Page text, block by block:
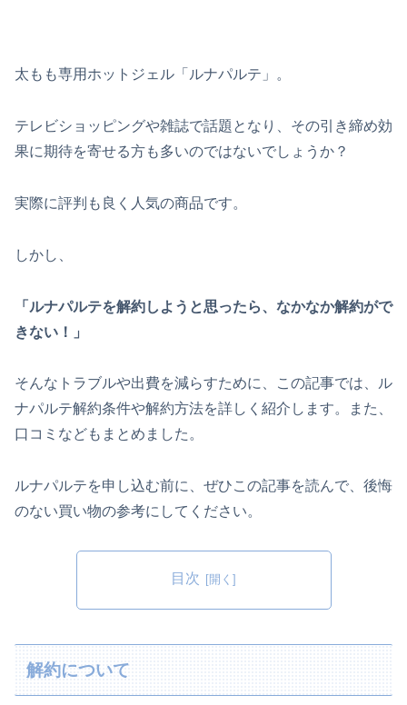
太もも専用ホットジェル「ルナパルテ」。
テレビショッピングや雑誌で話題となり、その引き締め効
果に期待を寄せる方も多いのではないでしょうか？
実際に評判も良く人気の商品です。
しかし、
「ルナパルテを解約しようと思ったら、なかなか解約がで
きない！」
そんなトラブルや出費を減らすために、この記事では、ル
ナパルテ解約条件や解約方法を詳しく紹介します。また、
口コミなどもまとめました。
ルナパルテを申し込む前に、ぜひこの記事を読んで、後悔
のない買い物の参考にしてください。
目次
解約について